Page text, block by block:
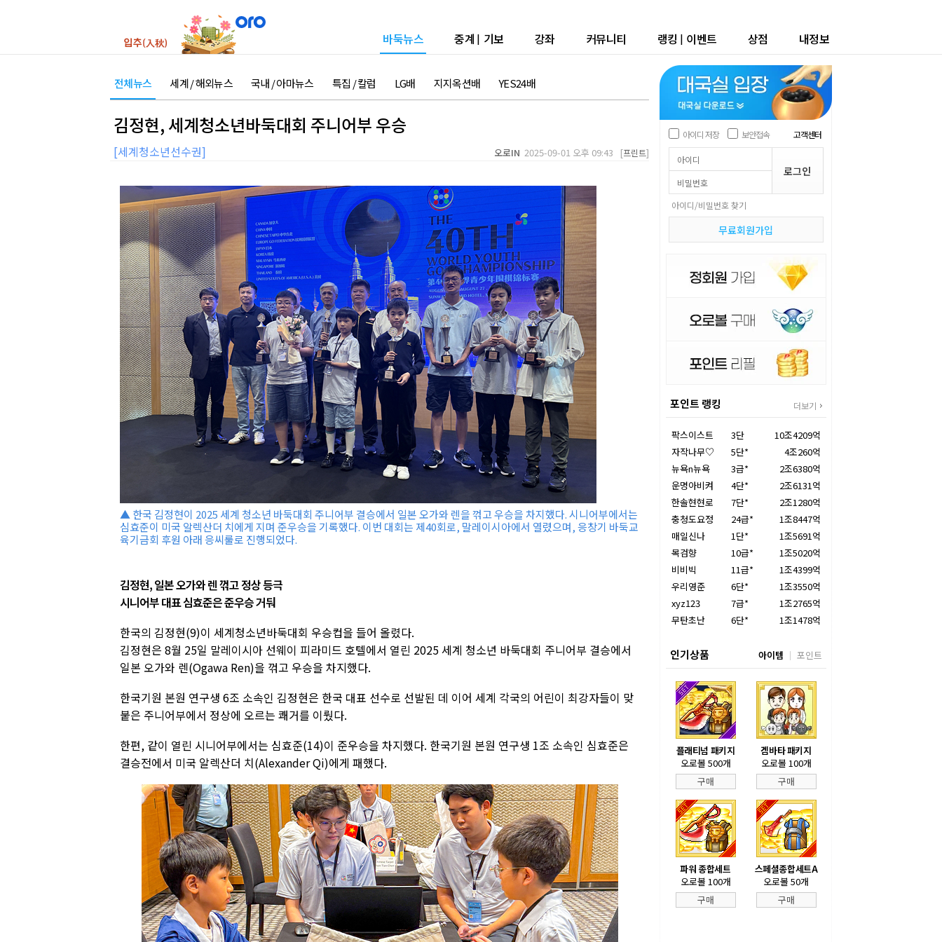
바둑뉴스 중계 | 기보 강좌 커뮤니티 랭킹 | 이벤트 상점 내정보
전체뉴스 세계 / 해외뉴스 국내 / 아마뉴스 특집 / 칼럼 LG배 지지옥션배 YES24배
김정현, 세계청소년바둑대회 주니어부 우승
[세계청소년선수권] 오로IN 2025-09-01 오후 09:43 [프린트]
▲ 한국 김정현이 2025 세계 청소년 바둑대회 주니어부 결승에서 일본 오가와 렌을 꺾고 우승을 차지했다. 시니어부에서는
심효준이 미국 알렉산더 치에게 지며 준우승을 기록했다. 이번 대회는 제40회로, 말레이시아에서 열렸으며, 응창기 바둑교
육기금회 후원 아래 응씨룰로 진행되었다.
김정현, 일본 오가와 렌 꺾고 정상 등극
시니어부 대표 심효준은 준우승 거둬
한국의 김정현(9)이 세계청소년바둑대회 우승컵을 들어 올렸다.
김정현은 8월 25일 말레이시아 선웨이 피라미드 호텔에서 열린 2025 세계 청소년 바둑대회 주니어부 결승에서
일본 오가와 렌(Ogawa Ren)을 꺾고 우승을 차지했다.
한국기원 본원 연구생 6조 소속인 김정현은 한국 대표 선수로 선발된 데 이어 세계 각국의 어린이 최강자들이 맞
붙은 주니어부에서 정상에 오르는 쾌거를 이뤘다.
한편, 같이 열린 시니어부에서는 심효준(14)이 준우승을 차지했다. 한국기원 본원 연구생 1조 소속인 심효준은
결승전에서 미국 알렉산더 치(Alexander Qi)에게 패했다.
아이디 저장 보안접속 고객센터
아이디/비밀번호 찾기
무료회원가입
포인트 랭킹 더보기
팍스이스트 3단
10조4209억
자작나무♡
5단*
4조260억
뉴욕n뉴욕
3급*
2조6380억
운명아비켜
4단*
2조6131억
한솔현현로
7단*
2조1280억
충청도요정
24급*
1조8447억
매일신나
1단*
1조5691억
목검향
10급*
1조5020억
비비빅
11급*
1조4399억
우리영준
6단*
1조3550억
xyz123
7급*
1조2765억
무탄초난
6단* 1조1478억
인기상품 아이템 포인트
플래티넘 패키지
오로볼 500개
구매
겜바타 패키지
오로볼 100개
구매
파워 종합세트
오로볼 100개
구매
스페셜종합세트A
오로볼 50개
구매